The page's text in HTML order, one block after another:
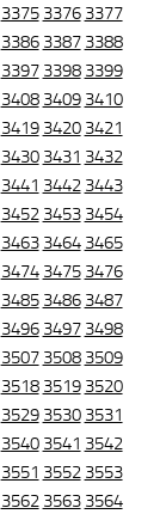
3375 3376 3377
3386 3387 3388
3397 3398 3399
3408 3409 3410
3419 3420 3421
3430 3431 3432
3441 3442 3443
3452 3453 3454
3463 3464 3465
3474 3475 3476
3485 3486 3487
3496 3497 3498
3507 3508 3509
3518 3519 3520
3529 3530 3531
3540 3541 3542
3551 3552 3553
3562 3563 3564